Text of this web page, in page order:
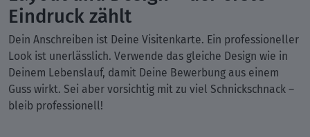
Eindruck zählt
Dein Anschreiben ist Deine Visitenkarte. Ein professioneller
Look ist unerlässlich. Verwende das gleiche Design wie in
Deinem Lebenslauf, damit Deine Bewerbung aus einem
Guss wirkt. Sei aber vorsichtig mit zu viel Schnickschnack –
bleib professionell!